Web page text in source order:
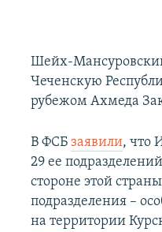
Шейх-
Чеченскую
рубежом Ахмеда
В ФСБзаявили, что
29 ее
стороне этой
подразделения –
на территории